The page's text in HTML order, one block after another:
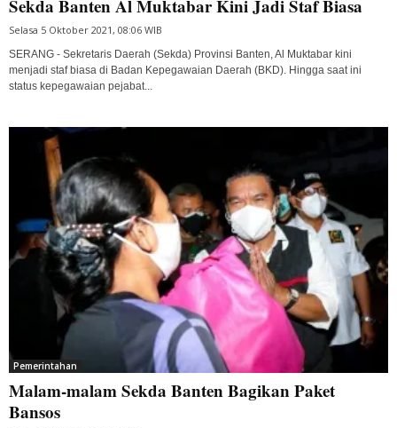
Sekda Banten Al Muktabar Kini Jadi Staf Biasa
Selasa 5 Oktober 2021, 08:06 WIB
SERANG - Sekretaris Daerah (Sekda) Provinsi Banten, Al Muktabar kini
menjadi staf biasa di Badan Kepegawaian Daerah (BKD). Hingga saat ini
status kepegawaian pejabat...
Pemerintahan
Malam-malam Sekda Banten Bagikan Paket
Bansos